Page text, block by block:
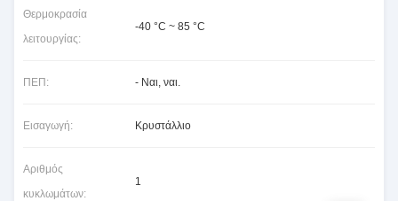
Θερμοκρασία
λειτουργίας:
-40 °C ~ 85 °C
ΠΕΠ: - Ναι, ναι.
Εισαγωγή: Κρυστάλλιο
Αριθμός
κυκλωμάτων:
1